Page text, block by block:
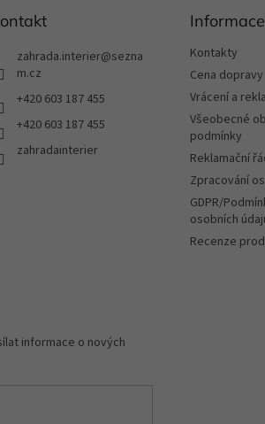
r
y
v
p
zahrada.interier@sezna
m.cz
+420 603 187 455
+420 603 187 455
zahradainterier
Kontakty
Cena dopravy
Vrácení a
Všeobecné
podmínky
Reklamační
Zpracování
GDPR/
osobních
Recenze
informace o nových